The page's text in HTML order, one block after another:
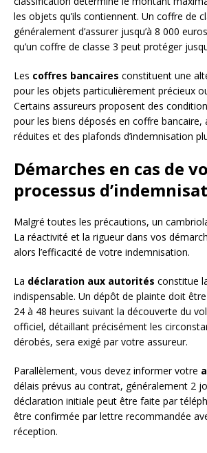
les objets qu’ils contiennent. Un coffre de
généralement d’assurer jusqu’à 8 000
qu’un coffre de classe 3 peut protéger
Les coffres bancaires constituent une
pour les objets particulièrement précieux
Certains assureurs proposent des
pour les biens déposés en coffre bancaire,
réduites et des plafonds d’indemnisation
Démarches en cas de
processus
Malgré toutes les précautions, un
La réactivité et la rigueur dans vos
alors l’efficacité de votre indemnisation.
La déclaration aux autorités constitue
indispensable. Un dépôt de plainte doit
24 à 48 heures suivant la découverte du
officiel, détaillant précisément les
dérobés, sera exigé par votre assureur.
Parallèlement, vous devez informer votre
délais prévus au contrat, généralement 2
déclaration initiale peut être faite par
être confirmée par lettre recommandée
réception.